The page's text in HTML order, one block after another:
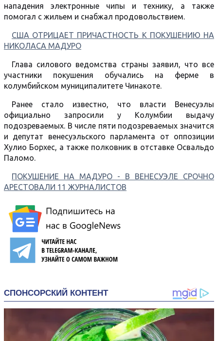
нападения электронные чипы и технику, а также
помогал с жильем и снабжал продовольствием.
США ОТРИЦАЕТ ПРИЧАСТНОСТЬ К ПОКУШЕНИЮ НА
НИКОЛАСА МАДУРО
Глава силового ведомства страны заявил, что все
участники покушения обучались на ферме в
колумбийском муниципалитете Чинакоте.
Ранее стало известно, что власти Венесуэлы
официально запросили у Колумбии выдачу
подозреваемых. В числе пяти подозреваемых значится
и депутат венесуэльского парламента от оппозиции
Хулио Борхес, а также полковник в отставке Освальдо
Паломо.
ПОКУШЕНИЕ НА МАДУРО - В ВЕНЕСУЭЛЕ СРОЧНО
АРЕСТОВАЛИ 11 ЖУРНАЛИСТОВ